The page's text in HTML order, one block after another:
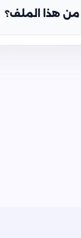
هذا الملف؟